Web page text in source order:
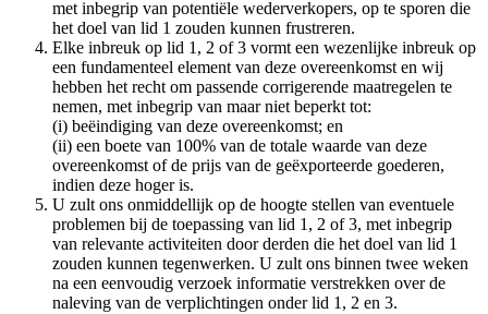
met inbegrip van potentiële wederverkopers, op te sporen die
het doel van lid 1 zouden kunnen frustreren.
Elke inbreuk op lid 1, 2 of 3 vormt een wezenlijke inbreuk op
een fundamenteel element van deze overeenkomst en wij
hebben het recht om passende corrigerende maatregelen te
nemen, met inbegrip van maar niet beperkt tot:
(i) beëindiging van deze overeenkomst; en
(ii) een boete van 100% van de totale waarde van deze
overeenkomst of de prijs van de geëxporteerde goederen,
indien deze hoger is.
U zult ons onmiddellijk op de hoogte stellen van eventuele
problemen bij de toepassing van lid 1, 2 of 3, met inbegrip
van relevante activiteiten door derden die het doel van lid 1
zouden kunnen tegenwerken. U zult ons binnen twee weken
na een eenvoudig verzoek informatie verstrekken over de
naleving van de verplichtingen onder lid 1, 2 en 3.